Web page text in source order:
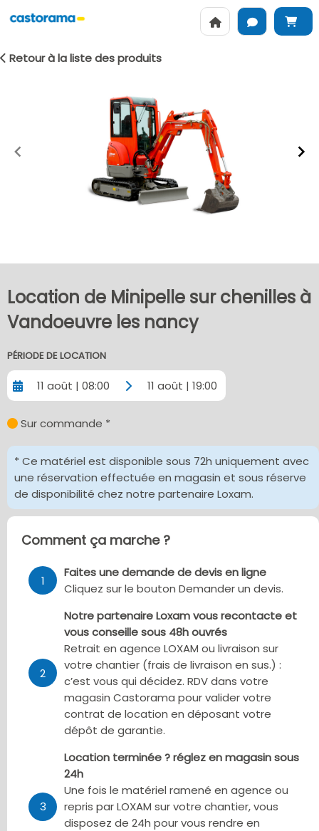
Retour à la liste des produits
Location de Minipelle sur chenilles à
Vandoeuvre les nancy
PÉRIODE DE LOCATION
11 août | 08:00 11 août | 19:00
Sur commande *
* Ce matériel est disponible sous 72h uniquement avec
une réservation effectuée en magasin et sous réserve
de disponibilité chez notre partenaire Loxam.
Comment ça marche ?
1
Faites une demande de devis en ligne
Cliquez sur le bouton Demander un devis.
2
Notre partenaire Loxam vous recontacte et
vous conseille sous 48h ouvrés
Retrait en agence LOXAM ou livraison sur
votre chantier (frais de livraison en sus.) :
c’est vous qui décidez. RDV dans votre
magasin Castorama pour valider votre
contrat de location en déposant votre
dépôt de garantie.
3
Location terminée ? réglez en magasin sous
24h
Une fois le matériel ramené en agence ou
repris par LOXAM sur votre chantier, vous
disposez de 24h pour vous rendre en